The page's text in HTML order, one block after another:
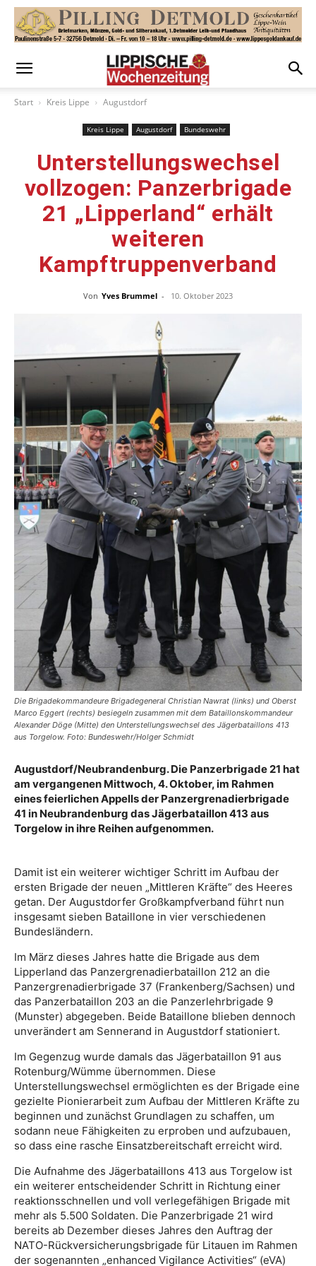
Start Kreis Lippe Augustdorf
Kreis Lippe Augustdorf Bundeswehr
Unterstellungswechsel
vollzogen: Panzerbrigade
21 „Lipperland“ erhält
weiteren
Kampftruppenverband
Von Yves Brummel - 10. Oktober 2023
Die Brigadekommandeure Brigadegeneral Christian Nawrat (links) und Oberst
Marco Eggert (rechts) besiegeln zusammen mit dem Bataillonskommandeur
Alexander Döge (Mitte) den Unterstellungswechsel des Jägerbataillons 413
aus Torgelow. Foto: Bundeswehr/Holger Schmidt
Augustdorf/Neubrandenburg. Die Panzerbrigade 21 hat
am vergangenen Mittwoch, 4. Oktober, im Rahmen
eines feierlichen Appells der Panzergrenadierbrigade
41 in Neubrandenburg das Jägerbataillon 413 aus
Torgelow in ihre Reihen aufgenommen.
Damit ist ein weiterer wichtiger Schritt im Aufbau der
ersten Brigade der neuen „Mittleren Kräfte“ des Heeres
getan. Der Augustdorfer Großkampfverband führt nun
insgesamt sieben Bataillone in vier verschiedenen
Bundesländern.
Im März dieses Jahres hatte die Brigade aus dem
Lipperland das Panzergrenadierbataillon 212 an die
Panzergrenadierbrigade 37 (Frankenberg/Sachsen) und
das Panzerbataillon 203 an die Panzerlehrbrigade 9
(Munster) abgegeben. Beide Bataillone blieben dennoch
unverändert am Sennerand in Augustdorf stationiert.
Im Gegenzug wurde damals das Jägerbataillon 91 aus
Rotenburg/Wümme übernommen. Diese
Unterstellungswechsel ermöglichten es der Brigade eine
gezielte Pionierarbeit zum Aufbau der Mittleren Kräfte zu
beginnen und zunächst Grundlagen zu schaffen, um
sodann neue Fähigkeiten zu erproben und aufzubauen,
so dass eine rasche Einsatzbereitschaft erreicht wird.
Die Aufnahme des Jägerbataillons 413 aus Torgelow ist
ein weiterer entscheidender Schritt in Richtung einer
reaktionsschnellen und voll verlegefähigen Brigade mit
mehr als 5.500 Soldaten. Die Panzerbrigade 21 wird
bereits ab Dezember dieses Jahres den Auftrag der
NATO-Rückversicherungsbrigade für Litauen im Rahmen
der sogenannten „enhanced Vigilance Activities“ (eVA)